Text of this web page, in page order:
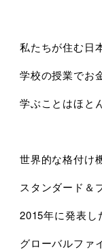
私たちが住む日
学校の授業でお
学ぶことはほと
世界的な格付け
スタンダード＆
2015年に発表し
グローバルファ